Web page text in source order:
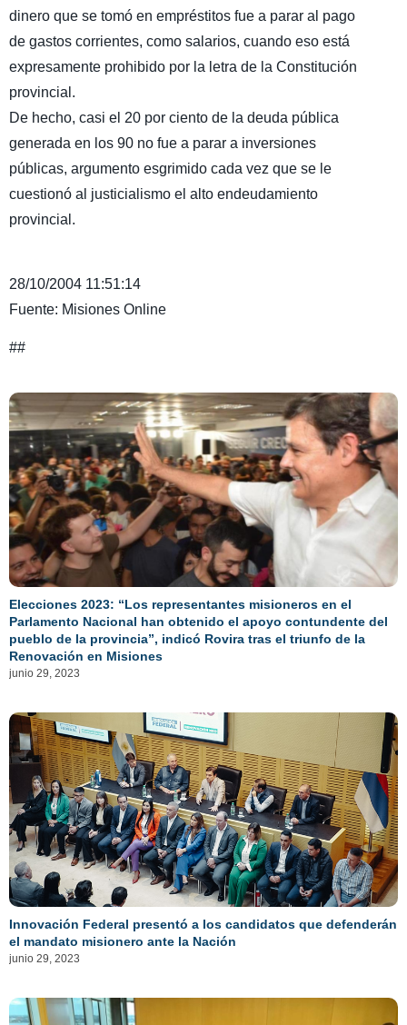
dinero que se tomó en empréstitos fue a parar al pago
de gastos corrientes, como salarios, cuando eso está
expresamente prohibido por la letra de la Constitución
provincial.
De hecho, casi el 20 por ciento de la deuda pública
generada en los 90 no fue a parar a inversiones
públicas, argumento esgrimido cada vez que se le
cuestionó al justicialismo el alto endeudamiento
provincial.
28/10/2004 11:51:14
Fuente: Misiones Online
##
Elecciones 2023: “Los representantes misioneros en el
Parlamento Nacional han obtenido el apoyo contundente del
pueblo de la provincia”, indicó Rovira tras el triunfo de la
Renovación en Misiones
junio 29, 2023
Innovación Federal presentó a los candidatos que defenderán
el mandato misionero ante la Nación
junio 29, 2023